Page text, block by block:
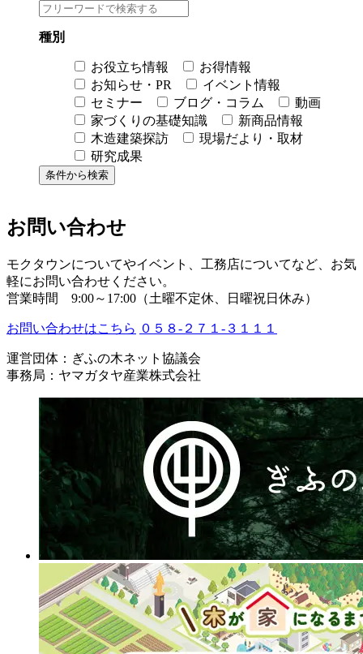
種別
お役立ち情報
お得情報
お知らせ・PR
イベント情報
セミナー
ブログ・コラム
動画
家づくりの基礎知識
新商品情報
木造建築探訪
現場だより・取材
研究成果
お問い合わせ
モクタウンについてやイベント、工務店についてなど、お気
軽にお問い合わせください。
営業時間 9:00～17:00（土曜不定休、日曜祝日休み）
お問い合わせはこちら ０５８-２７１-３１１１
運営団体：ぎふの木ネット協議会
事務局：ヤマガタヤ産業株式会社